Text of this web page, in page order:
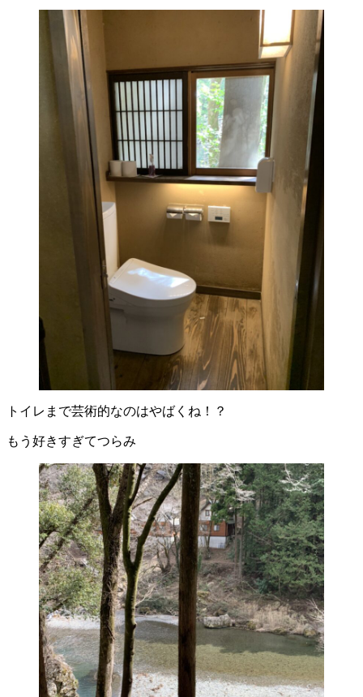
トイレまで芸術的なのはやばくね！？
もう好きすぎてつらみ